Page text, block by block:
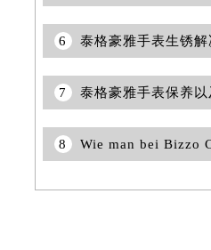
6
7 泰格豪雅手表保养
8